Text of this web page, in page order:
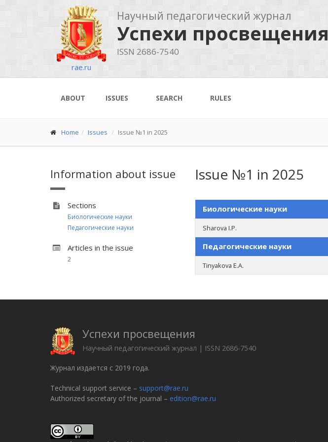
rae.ru
Научный педагогический журнал
Успехи просвещения
ISSN 2686-7540
ABOUT ISSUES SEARCH RULES
Home Issues Issue №1 in 2025
Information about issue
Sections
Биологические науки
Педагогические науки
Articles in the issue
2
Issue №1 in 2025
Биологические науки
Sharova I.P.
Педагогические науки
Tinyakova E.A.
Успехи просвещения
Научный педагогический журнал | ISSN 2686-7540
Журнал издается с 2019 года.
Technical support service – support@rae.ru
Authorized secretary of the journal – edition@rae.ru